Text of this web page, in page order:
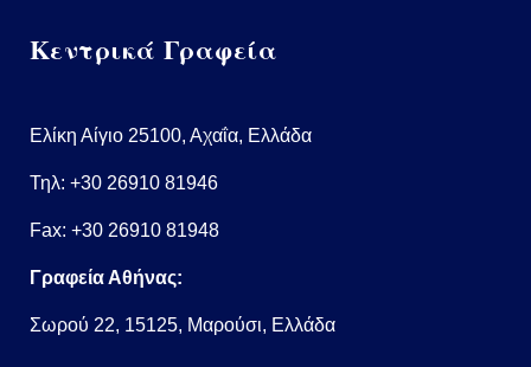
Κεντρικά Γραφεία
Ελίκη Αίγιο 25100, Αχαΐα, Ελλάδα
Τηλ: +30 26910 81946
Fax: +30 26910 81948
Γραφεία Αθήνας:
Σωρού 22, 15125, Μαρούσι, Ελλάδα